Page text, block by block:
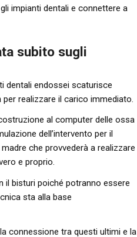
impianti dentali e connettere a
subito sugli
dentali endossei scaturisce
realizzare il carico immediato.
al computer delle ossa
dell’intervento per il
che provvederà a realizzare
e proprio.
il bisturi poiché potranno essere
sta alla base
connessione tra questi ultimi e la